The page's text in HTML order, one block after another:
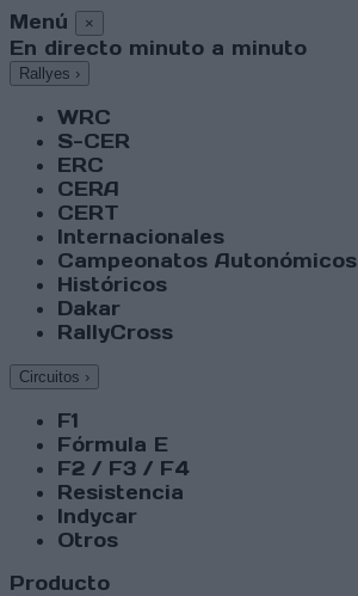
Menú ×
En directo minuto a minuto
Rallyes ›
WRC
S-CER
ERC
CERA
CERT
Internacionales
Campeonatos Autonómicos
Históricos
Dakar
RallyCross
Circuitos ›
F1
Fórmula E
F2 / F3 / F4
Resistencia
Indycar
Otros
Producto